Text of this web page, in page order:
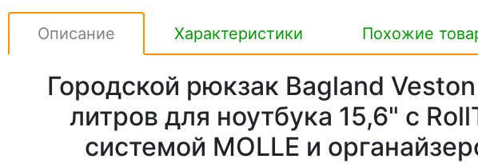
Описание Характеристики Похожие
Городской рюкзак Bagland
литров для ноутбука 15,6" с
системой MOLLE и